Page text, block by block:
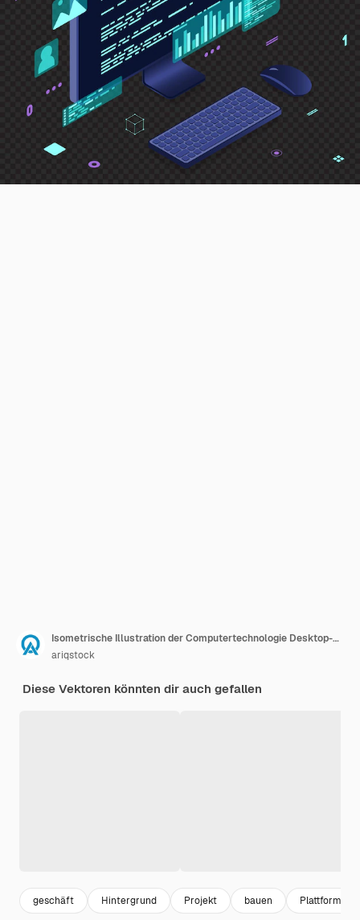
Isometrische Illustration der Computertechnologie Desktop-Computerplattformen Softwareprogrammierung Kodierungskonzept Code mit Computermonitor Isometrische Technologie
ariqstock
Diese Vektoren könnten dir auch gefallen
geschäft Hintergrund Projekt bauen Plattform